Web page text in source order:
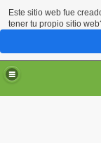
Este sitio web fue
tener tu propio sitio